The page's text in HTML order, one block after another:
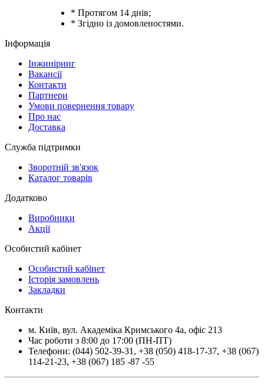
* Протягом 14 днів;
* Згідно із домовленостями.
Інформація
Інжиніринг
Вакансії
Контакти
Партнери
Умови повернення товару
Про нас
Доставка
Служба підтримки
Зворотній зв'язок
Каталог товарів
Додатково
Виробники
Акції
Особистий кабінет
Особистий кабінет
Історія замовлень
Закладки
Контакти
м. Київ, вул. Академіка Кримського 4а, офіс 213
Час роботи з 8:00 до 17:00 (ПН-ПТ)
Телефони: (044) 502-39-31 , +38 (050) 418-17-37, +38 (067)
114-21-23, +38 (067) 185 -87 -55